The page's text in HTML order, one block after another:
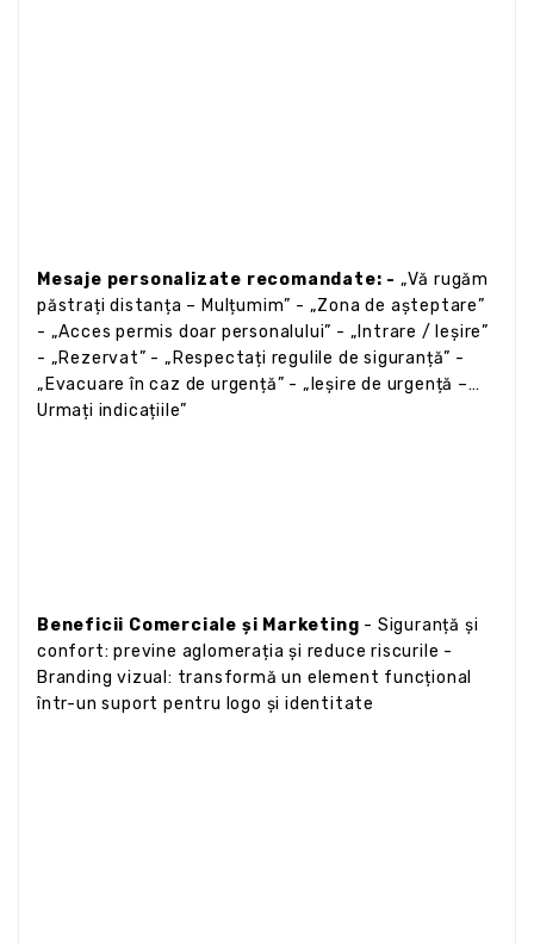
Mesaje personalizate recomandate: - „Vă rugăm
păstrați distanța – Mulțumim” - „Zona de așteptare”
- „Acces permis doar personalului” - „Intrare / Ieșire”
- „Rezervat” - „Respectați regulile de siguranță” -
„Evacuare în caz de urgență” - „Ieșire de urgență –
Urmați indicațiile”
Beneficii Comerciale și Marketing - Siguranță și
confort: previne aglomerația și reduce riscurile -
Branding vizual: transformă un element funcțional
într-un suport pentru logo și identitate